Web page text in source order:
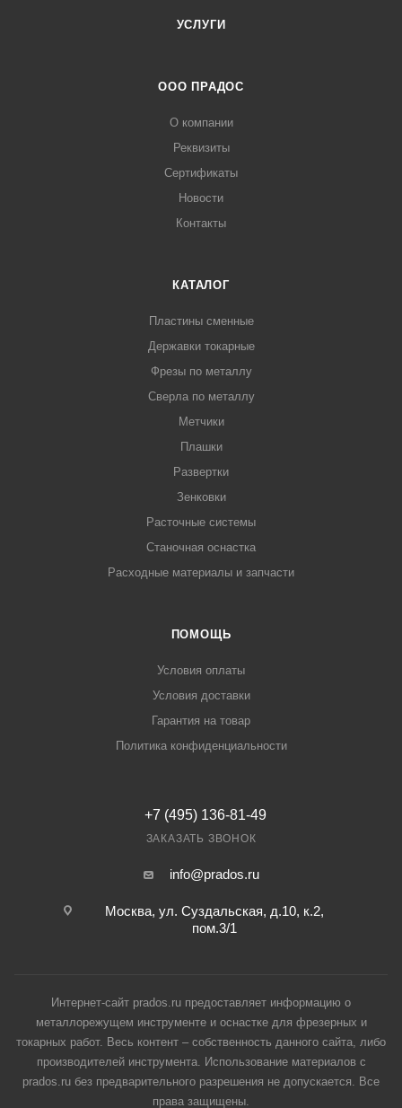
УСЛУГИ
ООО ПРАДОС
О компании
Реквизиты
Сертификаты
Новости
Контакты
КАТАЛОГ
Пластины сменные
Державки токарные
Фрезы по металлу
Сверла по металлу
Метчики
Плашки
Развертки
Зенковки
Расточные системы
Станочная оснастка
Расходные материалы и запчасти
ПОМОЩЬ
Условия оплаты
Условия доставки
Гарантия на товар
Политика конфиденциальности
+7 (495) 136-81-49
ЗАКАЗАТЬ ЗВОНОК
info@prados.ru
Москва, ул. Суздальская, д.10, к.2,
пом.3/1
Интернет-сайт prados.ru предоставляет информацию о
металлорежущем инструменте и оснастке для фрезерных и
токарных работ. Весь контент – собственность данного сайта, либо
производителей инструмента. Использование материалов с
prados.ru без предварительного разрешения не допускается. Все
права защищены.